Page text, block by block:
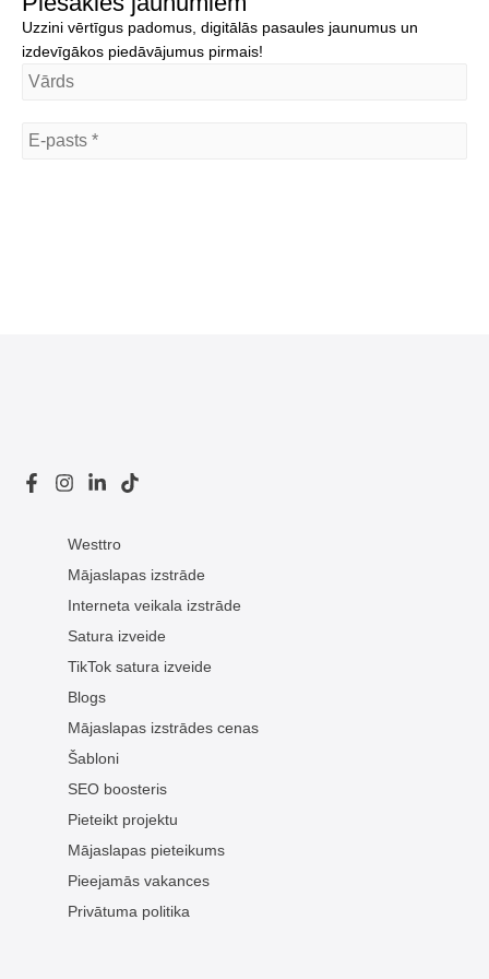
Uzzini vērtīgus padomus, digitālās pasaules jaunumus un
izdevīgākos piedāvājumus pirmais!
Westtro
Mājaslapas izstrāde
Interneta veikala izstrāde
Satura izveide
TikTok satura izveide
Blogs
Mājaslapas izstrādes cenas
Šabloni
SEO boosteris
Pieteikt projektu
Mājaslapas pieteikums
Pieejamās vakances
Privātuma politika